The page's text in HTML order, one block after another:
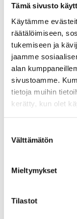
Tämä sivusto
Käytämme
räätälöimiseen,
tukemiseen ja
jaamme
alan
sivustoamme.
tietoja muihin
kerätty, kun olet
valinta
Välttämätön
Mieltymykset
Tilastot
Sekä joulukadulla
määrä myyjiä.
maksupäätteillä
varaamaan myös
O H J E L M A :
Maitolaituri
juhlallinen sytytys
seurakunta
Klo 18.30 Tiernapojat
seurakunta